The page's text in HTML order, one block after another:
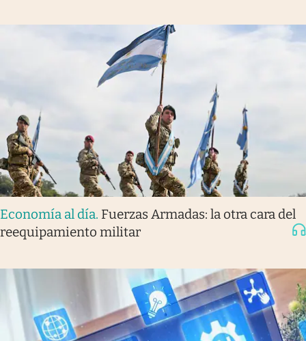
Economía al día. Fuerzas Armadas: la otra cara del
reequipamiento militar